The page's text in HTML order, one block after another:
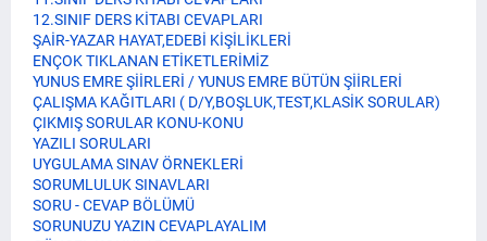
12.SINIF DERS KİTABI CEVAPLARI
ŞAİR-YAZAR HAYAT,EDEBİ KİŞİLİKLERİ
ENÇOK TIKLANAN ETİKETLERİMİZ
YUNUS EMRE ŞİİRLERİ / YUNUS EMRE BÜTÜN ŞİİRLERİ
ÇALIŞMA KAĞITLARI ( D/Y,BOŞLUK,TEST,KLASİK SORULAR)
ÇIKMIŞ SORULAR KONU-KONU
YAZILI SORULARI
UYGULAMA SINAV ÖRNEKLERİ
SORUMLULUK SINAVLARI
SORU - CEVAP BÖLÜMÜ
SORUNUZU YAZIN CEVAPLAYALIM